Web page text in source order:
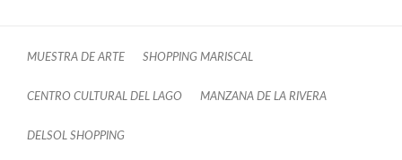
MUESTRA DE ARTE SHOPPING MARISCAL
CENTRO CULTURAL DEL LAGO MANZANA DE LA RIVERA
DELSOL SHOPPING